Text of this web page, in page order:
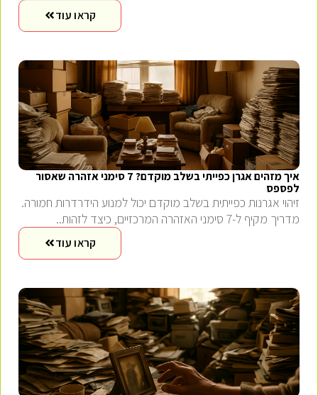
קראו עוד
איך מזהים אגרן כפייתי בשלב מוקדם? 7 סימני אזהרה שאסור
לפספס
זיהוי אגרנות כפייתית בשלב מוקדם יכול למנוע הידרדרות חמורה.
מדריך מקיף ל-7 סימני האזהרה המרכזיים, כיצד לזהות..
קראו עוד